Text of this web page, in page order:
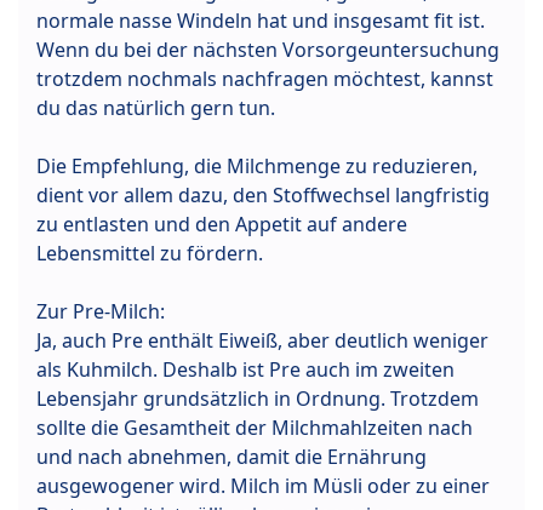
normale nasse Windeln hat und insgesamt fit ist.
Wenn du bei der nächsten Vorsorgeuntersuchung
trotzdem nochmals nachfragen möchtest, kannst
du das natürlich gern tun.
Die Empfehlung, die Milchmenge zu reduzieren,
dient vor allem dazu, den Stoffwechsel langfristig
zu entlasten und den Appetit auf andere
Lebensmittel zu fördern.
Zur Pre-Milch:
Ja, auch Pre enthält Eiweiß, aber deutlich weniger
als Kuhmilch. Deshalb ist Pre auch im zweiten
Lebensjahr grundsätzlich in Ordnung. Trotzdem
sollte die Gesamtheit der Milchmahlzeiten nach
und nach abnehmen, damit die Ernährung
ausgewogener wird. Milch im Müsli oder zu einer